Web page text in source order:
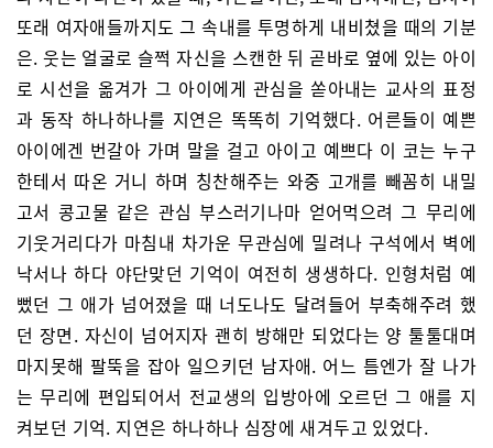
또래 여자애들까지도 그 속내를 투명하게 내비쳤을 때의 기분
은. 웃는 얼굴로 슬쩍 자신을 스캔한 뒤 곧바로 옆에 있는 아이
로 시선을 옮겨가 그 아이에게 관심을 쏟아내는 교사의 표정
과 동작 하나하나를 지연은 똑똑히 기억했다. 어른들이 예쁜
아이에겐 번갈아 가며 말을 걸고 아이고 예쁘다 이 코는 누구
한테서 따온 거니 하며 칭찬해주는 와중 고개를 빼꼼히 내밀
고서 콩고물 같은 관심 부스러기나마 얻어먹으려 그 무리에
기웃거리다가 마침내 차가운 무관심에 밀려나 구석에서 벽에
낙서나 하다 야단맞던 기억이 여전히 생생하다. 인형처럼 예
뻤던 그 애가 넘어졌을 때 너도나도 달려들어 부축해주려 했
던 장면. 자신이 넘어지자 괜히 방해만 되었다는 양 툴툴대며
마지못해 팔뚝을 잡아 일으키던 남자애. 어느 틈엔가 잘 나가
는 무리에 편입되어서 전교생의 입방아에 오르던 그 애를 지
켜보던 기억. 지연은 하나하나 심장에 새겨두고 있었다.